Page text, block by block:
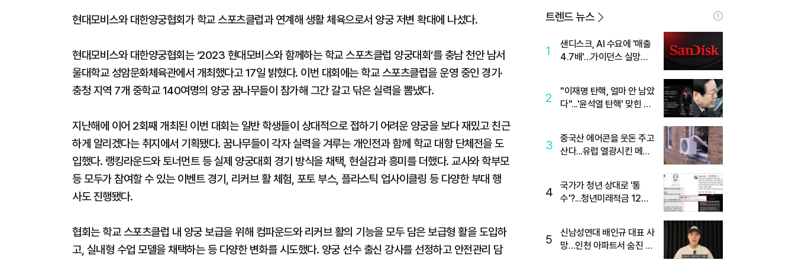
현대모비스와 대한양궁협회가 학교 스포츠클럽과 연계해 생활 체육으로서 양궁 저변 확대에 나섰다.
현대모비스와 대한양궁협회는 ‘2023 현대모비스와 함께하는 학교 스포츠클럽 양궁대회’를 충남 천안 남서
울대학교 성암문화체육관에서 개최했다고 17일 밝혔다. 이번 대회에는 학교 스포츠클럽을 운영 중인 경기·
충청 지역 7개 중학교 140여명의 양궁 꿈나무들이 참가해 그간 갈고 닦은 실력을 뽐냈다.
지난해에 이어 2회째 개최된 이번 대회는 일반 학생들이 상대적으로 접하기 어려운 양궁을 보다 재밌고 친근
하게 알리겠다는 취지에서 기획됐다. 꿈나무들이 각자 실력을 겨루는 개인전과 함께 학교 대항 단체전을 도
입했다. 랭킹라운드와 토너먼트 등 실제 양궁대회 경기 방식을 채택, 현실감과 흥미를 더했다. 교사와 학부모
등 모두가 참여할 수 있는 이벤트 경기, 리커브 활 체험, 포토 부스, 플라스틱 업사이클링 등 다양한 부대 행
사도 진행됐다.
협회는 학교 스포츠클럽 내 양궁 보급을 위해 컴파운드와 리커브 활의 기능을 모두 담은 보급형 활을 도입하
고, 실내형 수업 모델을 채택하는 등 다양한 변화를 시도했다. 양궁 선수 출신 강사를 선정하고 안전관리 담
트렌드 뉴스
1
샌디스크, AI 수요에 '매출
4.7배'…가이던스 실망에
2
"이재명 탄핵, 얼마 안 남았
다"...'윤석열 탄핵' 맞힌 무
3
중국산 에어콘을 웃돈 주고
산다...유럽 열광시킨 메이
4
국가가 청년 상대로 '통
수'?...청년미래적금 12%
5
신남성연대 배인규 대표 사
망…인천 아파트서 숨진 채